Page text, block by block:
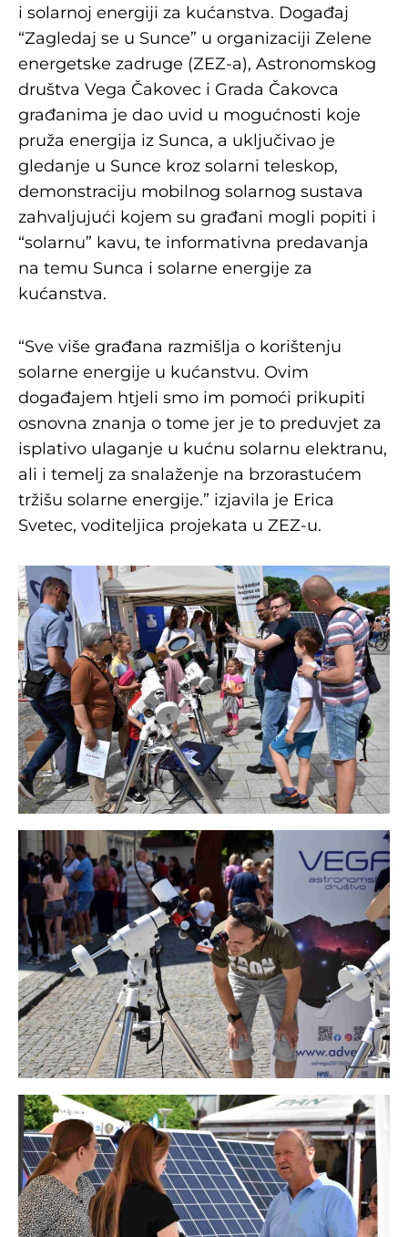
i solarnoj energiji za kućanstva. Događaj
“Zagledaj se u Sunce” u organizaciji Zelene
energetske zadruge (ZEZ-a), Astronomskog
društva Vega Čakovec i Grada Čakovca
građanima je dao uvid u mogućnosti koje
pruža energija iz Sunca, a uključivao je
gledanje u Sunce kroz solarni teleskop,
demonstraciju mobilnog solarnog sustava
zahvaljujući kojem su građani mogli popiti i
“solarnu” kavu, te informativna predavanja
na temu Sunca i solarne energije za
kućanstva.
“Sve više građana razmišlja o korištenju
solarne energije u kućanstvu. Ovim
događajem htjeli smo im pomoći prikupiti
osnovna znanja o tome jer je to preduvjet za
isplativo ulaganje u kućnu solarnu elektranu,
ali i temelj za snalaženje na brzorastućem
tržišu solarne energije.” izjavila je Erica
Svetec, voditeljica projekata u ZEZ-u.